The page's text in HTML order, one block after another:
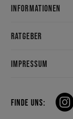
INFORMATIONEN
RATGEBER
IMPRESSUM
FINDE UNS: